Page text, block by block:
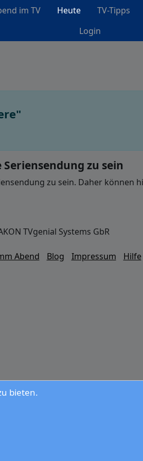
im TV Heute TV-Tipps
Login
bieten.
zu sein
zu sein. Daher können
TVgenial Systems GbR
Abend Blog Impressum Hilfe